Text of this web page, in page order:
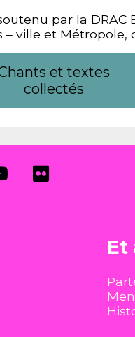
par la DRAC
– ville et Métropole,
et textes
collectés
Et